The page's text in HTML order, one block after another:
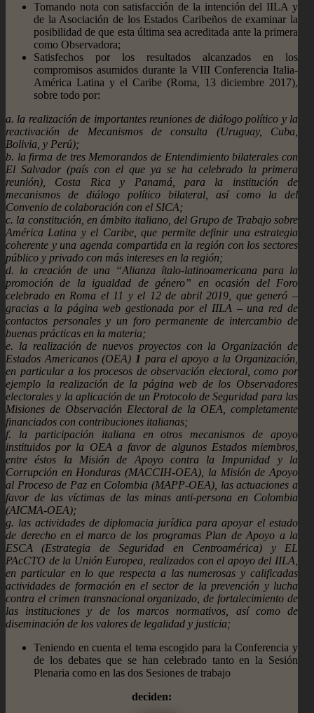
Tomando nota con satisfacción de la intención del IILA y
de la Asociación de los Estados Caribeños de examinar la
posibilidad de que esta última sea acreditada ante la primera
como Observadora;
Satisfechos por los resultados alcanzados en los
compromisos asumidos durante la VIII Conferencia Italia-
América Latina y el Caribe (Roma, 13 diciembre 2017),
sobre todo por:
a. la realización de importantes reuniones de diálogo político y la
reactivación de Mecanismos de consulta (Uruguay, Cuba,
Bolivia, y Perú);
b. la firma de tres Memorandos de Entendimiento bilaterales con
El Salvador (país con el que ya se ha celebrado la primera
reunión), Costa Rica y Panamá, para la institución de
mecanismos de diálogo político bilateral, así como la del
Convenio de colaboración con el SICA;
c. la constitución, en ámbito italiano, del Grupo de Trabajo sobre
América Latina y el Caribe, que permite definir una estrategia
coherente y una agenda compartida en la región con los sectores
público y privado con más intereses en la región;
d. la creación de una “Alianza ítalo-latinoamericana para la
promoción de la igualdad de género” en ocasión del Foro
celebrado en Roma el 11 y el 12 de abril 2019, que generó –
gracias a la página web gestionada por el IILA – una red de
contactos personales y un foro permanente de intercambio de
buenas prácticas en la materia;
e. la realización de nuevos proyectos con la Organización de
Estados Americanos (OEA) 1 para el apoyo a la Organización,
en particular a los procesos de observación electoral, como por
ejemplo la realización de la página web de los Observadores
electorales y la aplicación de un Protocolo de Seguridad para las
Misiones de Observación Electoral de la OEA, completamente
financiados con contribuciones italianas;
f. la participación italiana en otros mecanismos de apoyo
instituidos por la OEA a favor de algunos Estados miembros,
entre éstos la Misión de Apoyo contra la Impunidad y la
Corrupción en Honduras (MACCIH-OEA), la Misión de Apoyo
al Proceso de Paz en Colombia (MAPP-OEA), las actuaciones a
favor de las víctimas de las minas anti-persona en Colombia
(AICMA-OEA);
g. las actividades de diplomacia jurídica para apoyar el estado
de derecho en el marco de los programas Plan de Apoyo a la
ESCA (Estrategia de Seguridad en Centroamérica) y EL
PAcCTO de la Unión Europea, realizados con el apoyo del IILA,
en particular en lo que respecta a las numerosas y calificadas
actividades de formación en el sector de la prevención y lucha
contra el crimen transnacional organizado, de fortalecimiento de
las instituciones y de los marcos normativos, así como de
diseminación de los valores de legalidad y justicia;
Teniendo en cuenta el tema escogido para la Conferencia y
de los debates que se han celebrado tanto en la Sesión
Plenaria como en las dos Sesiones de trabajo
deciden: